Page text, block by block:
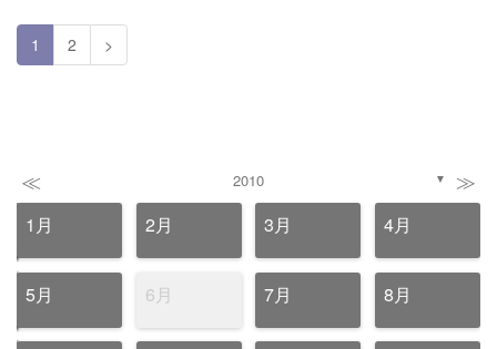
1 2 >
≪ 2010 ▼ ≫
1月 2月 3月 4月
5月 6月 7月 8月